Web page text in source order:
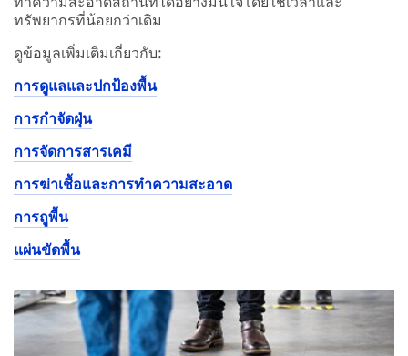
ทรัพยากรที่น้อยกว่าเดิม
ดูข้อมูลเพิ่มเติมเกี่ยวกับ:
การดูแลและปกป้องพื้น
การกำจัดฝุ่น
การจัดการสารเคมี
การฆ่าเชื้อและการทำความสะอาด
การถูพื้น
แผ่นขัดพื้น